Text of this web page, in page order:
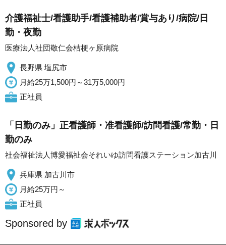
介護福祉士/看護助手/看護補助者/賞与あり/病院/日
勤・夜勤
医療法人社団敬仁会桔梗ヶ原病院
長野県 塩尻市
月給25万1,500円～31万5,000円
正社員
「日勤のみ」正看護師・准看護師/訪問看護/常勤・日
勤のみ
社会福祉法人博愛福祉会それいゆ訪問看護ステーション加古川
兵庫県 加古川市
月給25万円～
正社員
Sponsored by